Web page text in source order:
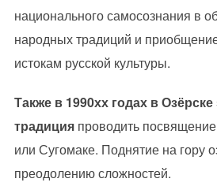
национального самосознания в
народных традиций и
истокам русской культуры.
Также в 1990хх годах в
традицияпроводить
или Сугомаке. Поднятие на гору
преодолению сложностей.